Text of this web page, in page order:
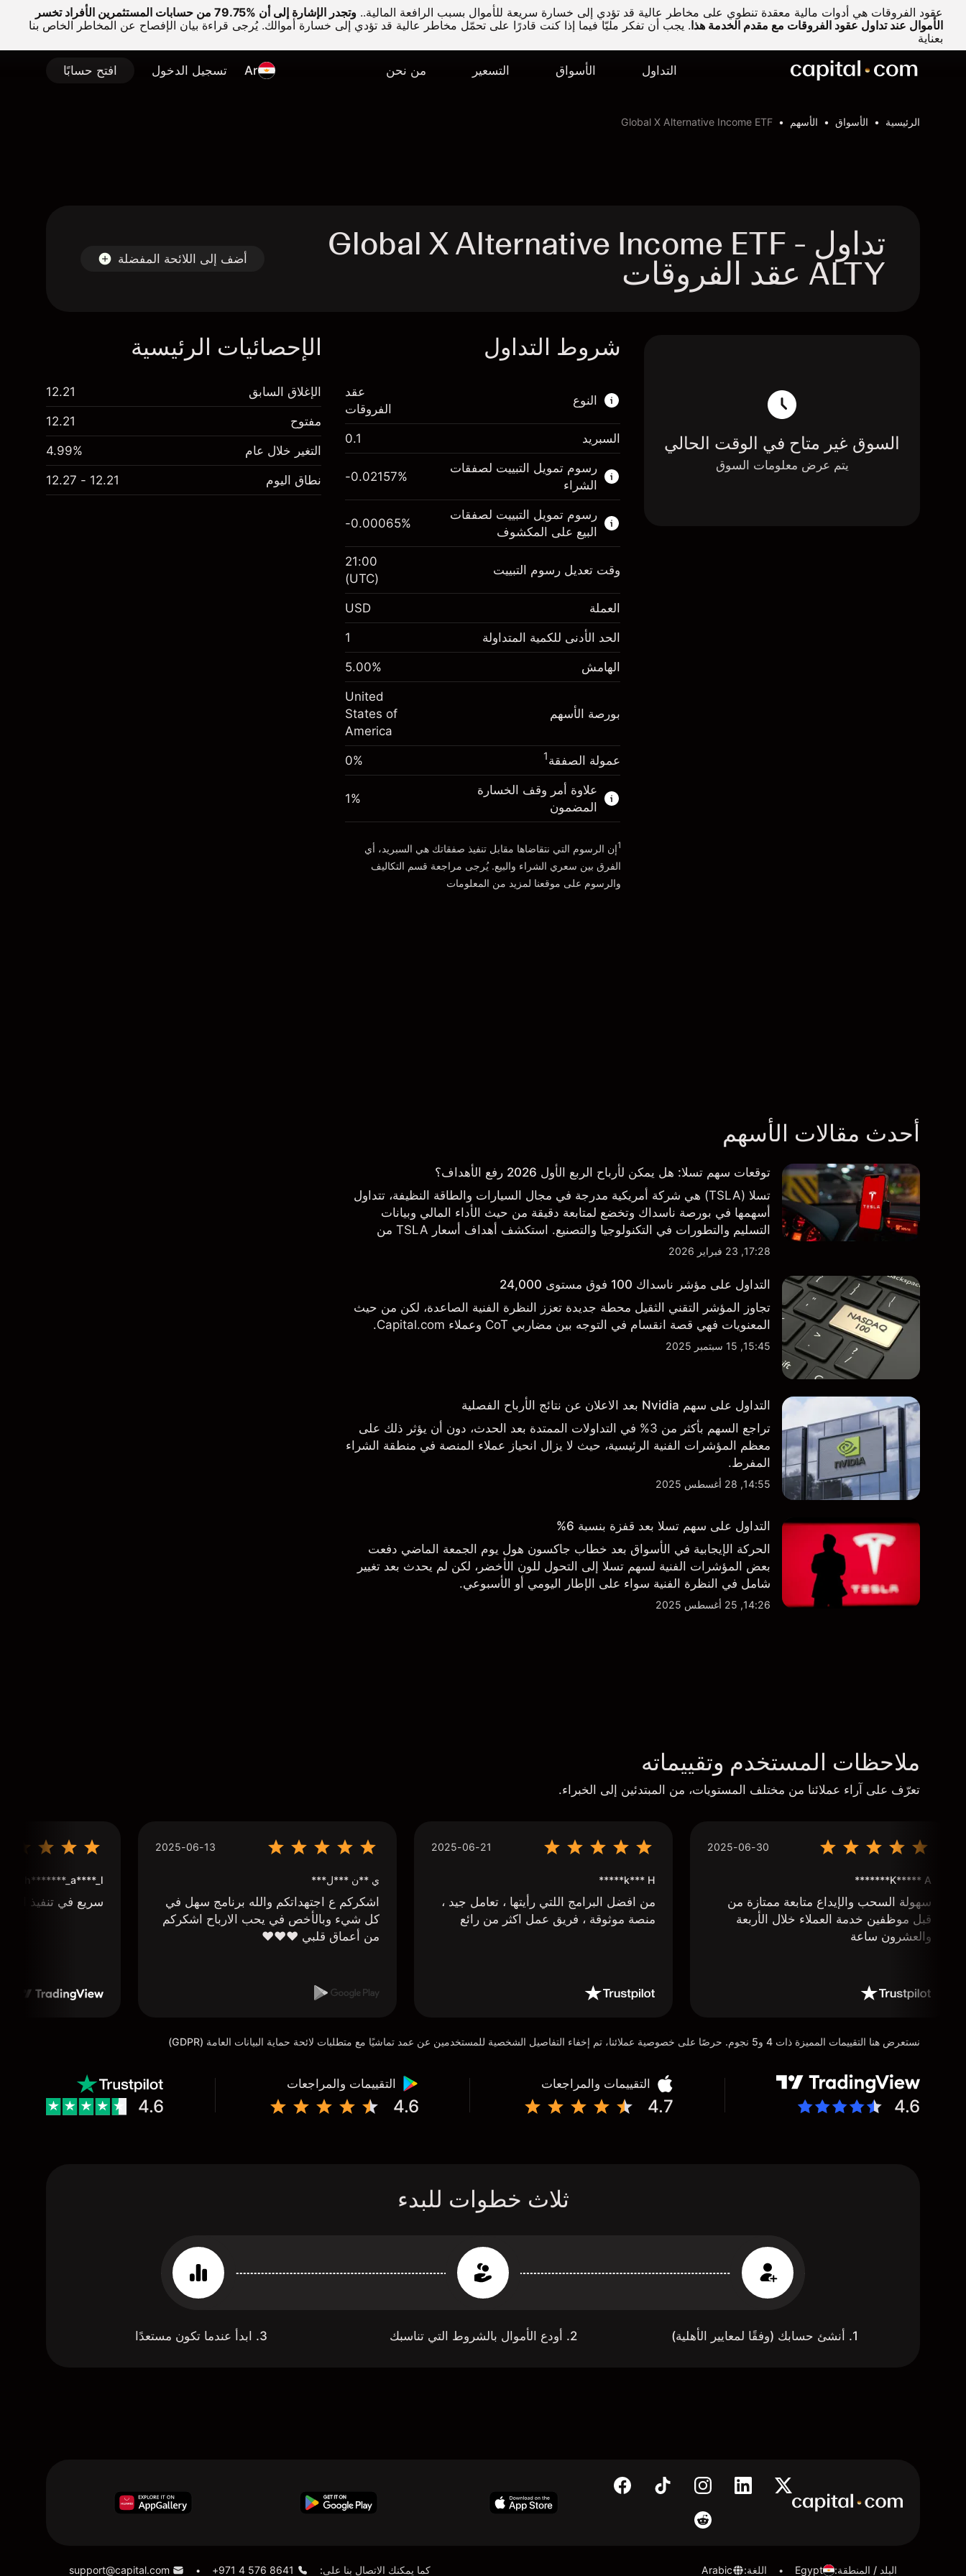
عقود الفروقات هي أدوات مالية معقدة تنطوي على مخاطر عالية قد تؤدي إلى خسارة سريعة للأموال بسبب الرافعة المالية..
وتجدر الإشارة إلى أن %79.75 من حسابات المستثمرين الأفراد تخسر
الأموال عند تداول عقود الفروقات مع مقدم الخدمة هذا. يجب أن تفكر مليّا فيما إذا كنت قادرًا على تحمّل مخاطر عالية قد تؤدي إلى خسارة أموالك. يُرجى قراءة بيان الإفصاح عن المخاطر الخاص بنا
بعناية
التداول الأسواق التسعير من نحن Ar تسجيل الدخول افتح حسابًا
الرئيسية الأسواق الأسهم Global X Alternative Income ETF
تداول Global X Alternative Income ETF -
ALTY عقد الفروقات أضف إلى اللائحة المفضلة
السوق غير متاح في الوقت الحالي
يتم عرض معلومات السوق
شروط التداول
النوع
هذا السوق المالي متاح للتداول من خلال عقود
الفروقات.
اعرف المزيد عن:
عقود الفروقات
عقد
الفروقات
السبريد 0.1
رسوم تمويل التبييت لصفقات
الشراء
الهامش. استثمارك $1,000.00
رسوم التبييت
الرسوم من قيمة الصفقة الكاملة
-0.021568
حجم الصفقة بالرافعة المالية ~
-0.02157%
رسوم تمويل التبييت لصفقات
البيع على المكشوف
$1,000.00
الرسوم من قيمة الصفقة الكاملة
-0.000654
(-$0.13)
الأموال من الرافعة المالية ~ دولار
انتقل إلى المنصة
-0.00065%
وقت تعديل رسوم التبييت
21:00
(UTC)
العملة USD
الحد الأدنى للكمية المتداولة 1
الهامش 5.00%
بورصة الأسهم
United
States of
America
عمولة الصفقة1
0%
علاوة أمر وقف الخسارة
المضمون
1%
1إن الرسوم التي نتقاضاها مقابل تنفيذ صفقاتك هي السبريد، أي
الفرق بين سعري الشراء والبيع. يُرجى مراجعة قسم التكاليف
والرسوم على موقعنا لمزيد من المعلومات
الإحصائيات الرئيسية
الإغلاق السابق 12.21
مفتوح 12.21
التغير خلال عام 4.99%
نطاق اليوم 12.21 - 12.27
أحدث مقالات الأسهم
توقعات سهم تسلا: هل يمكن لأرباح الربع الأول 2026 رفع الأهداف؟
تسلا (TSLA) هي شركة أمريكية مدرجة في مجال السيارات والطاقة النظيفة، تتداول
أسهمها في بورصة ناسداك وتخضع لمتابعة دقيقة من حيث الأداء المالي وبيانات
التسليم والتطورات في التكنولوجيا والتصنيع. استكشف أهداف أسعار TSLA من
طرف ثالث والتحليل الفني.
17:28, 23 فبراير 2026
التداول على مؤشر ناسداك 100 فوق مستوى 24,000
تجاوز المؤشر التقني الثقيل محطة جديدة تعزز النظرة الفنية الصاعدة، لكن من حيث
المعنويات فهي قصة انقسام في التوجه بين مضاربي CoT وعملاء Capital.com.
15:45, 15 سبتمبر 2025
التداول على سهم Nvidia بعد الاعلان عن نتائج الأرباح الفصلية
تراجع السهم بأكثر من 3% في التداولات الممتدة بعد الحدث، دون أن يؤثر ذلك على
معظم المؤشرات الفنية الرئيسية، حيث لا يزال انحياز عملاء المنصة في منطقة الشراء
المفرط.
14:55, 28 أغسطس 2025
التداول على سهم تسلا بعد قفزة بنسبة 6%
الحركة الإيجابية في الأسواق بعد خطاب جاكسون هول يوم الجمعة الماضي دفعت
بعض المؤشرات الفنية لسهم تسلا إلى التحول للون الأخضر، لكن لم يحدث بعد تغيير
شامل في النظرة الفنية سواء على الإطار اليومي أو الأسبوعي.
14:26, 25 أغسطس 2025
ملاحظات المستخدم وتقييماته
تعرّف على آراء عملائنا من مختلف المستويات، من المبتدئين إلى الخبراء.
2025-06-30
K***** A*******
سهولة السحب والإيداع متابعة ممتازة من
قبل موظفين خدمة العملاء خلال الأربعة
والعشرون ساعة
2025-06-21
k*** H*****
من افضل البرامج اللتي رأيتها ، تعامل جيد ،
منصة موثوقة ، فريق عمل اكثر من رائع
2025-06-13
ي **ن ***ل***
اشكركم ع اجتهداتكم والله برنامج سهل في
كل شيء وبالأخص في يحب الارباح اشكركم
من أعماق قلبي ❤️❤️❤️
h*******_a****_l***
سريع في تنفيذ
نستعرض هنا التقييمات المميزة ذات 4 و5 نجوم. حرصًا على خصوصية عملائنا، تم إخفاء التفاصيل الشخصية للمستخدمين عن عمد تماشيًا مع متطلبات لائحة حماية البيانات العامة (GDPR)
4.6
التقييمات والمراجعات
4.7
التقييمات والمراجعات
4.6
4.6
ثلاث خطوات للبدء
1. أنشئ حسابك (وفقًا لمعايير الأهلية) 2. أودع الأموال بالشروط التي تناسبك 3. ابدأ عندما تكون مستعدًا
البلد / المنطقة:
Egypt
• اللغة:
Arabic كما يمكنك الاتصال بنا على: +971 4 576 8641
•
support@capital.com